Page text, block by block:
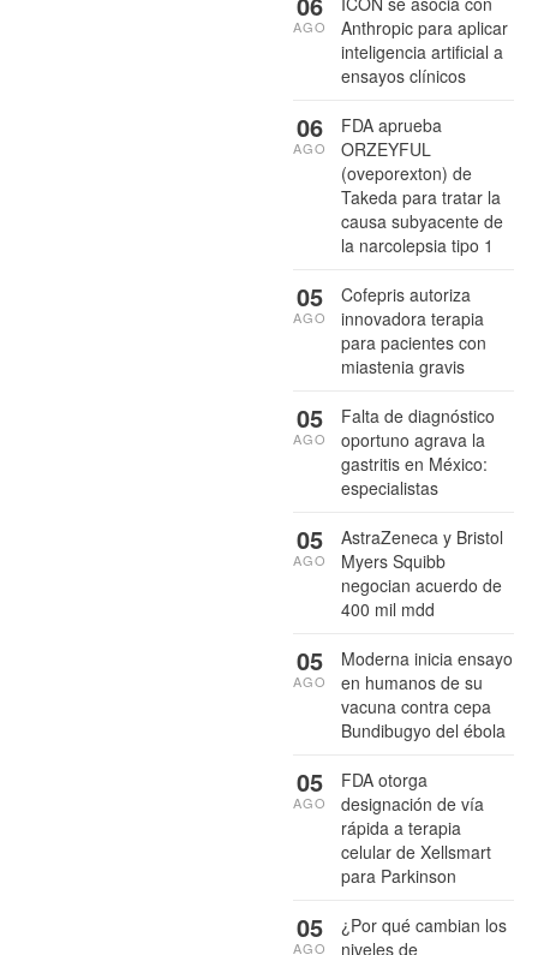
Anthropic para aplicar
inteligencia artificial a
ensayos clínicos
AGO
FDA aprueba
ORZEYFUL
(oveporexton) de
Takeda para tratar la
causa subyacente de
la narcolepsia tipo 1
06
AGO
Cofepris autoriza
innovadora terapia
para pacientes con
miastenia gravis
05
AGO
Falta de diagnóstico
oportuno agrava la
gastritis en México:
especialistas
05
AGO
AstraZeneca y Bristol
Myers Squibb
negocian acuerdo de
400 mil mdd
05
AGO
Moderna inicia ensayo
en humanos de su
vacuna contra cepa
Bundibugyo del ébola
05
AGO
FDA otorga
designación de vía
rápida a terapia
celular de Xellsmart
para Parkinson
05
AGO
¿Por qué cambian los
niveles de
05
AGO